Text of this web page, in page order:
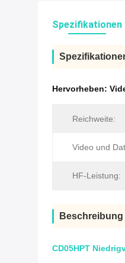
Spezifikationen
Hervorheben:
Reichweite:
Video und
HF-Leistung:
Beschreibung
CD05HPT